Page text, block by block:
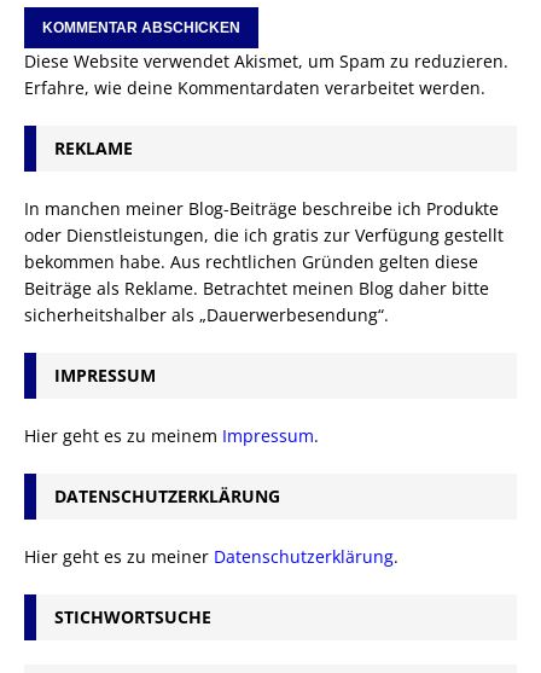
Diese Website verwendet Akismet, um Spam zu reduzieren.
Erfahre, wie deine Kommentardaten verarbeitet werden.
REKLAME
In manchen meiner Blog-Beiträge beschreibe ich Produkte
oder Dienstleistungen, die ich gratis zur Verfügung gestellt
bekommen habe. Aus rechtlichen Gründen gelten diese
Beiträge als Reklame. Betrachtet meinen Blog daher bitte
sicherheitshalber als „Dauerwerbesendung“.
IMPRESSUM
Hier geht es zu meinem Impressum.
DATENSCHUTZERKLÄRUNG
Hier geht es zu meiner Datenschutzerklärung.
STICHWORTSUCHE